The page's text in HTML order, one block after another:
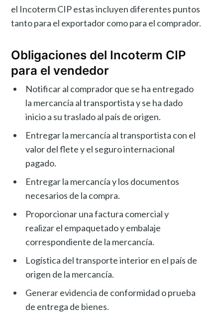
el Incoterm CIP estas incluyen diferentes puntos
tanto para el exportador como para el comprador.
Obligaciones del Incoterm CIP
para el vendedor
Notificar al comprador que se ha entregado
la mercancía al transportista y se ha dado
inicio a su traslado al país de origen.
Entregar la mercancía al transportista con el
valor del flete y el seguro internacional
pagado.
Entregar la mercancía y los documentos
necesarios de la compra.
Proporcionar una factura comercial y
realizar el empaquetado y embalaje
correspondiente de la mercancía.
Logística del transporte interior en el país de
origen de la mercancía.
Generar evidencia de conformidad o prueba
de entrega de bienes.